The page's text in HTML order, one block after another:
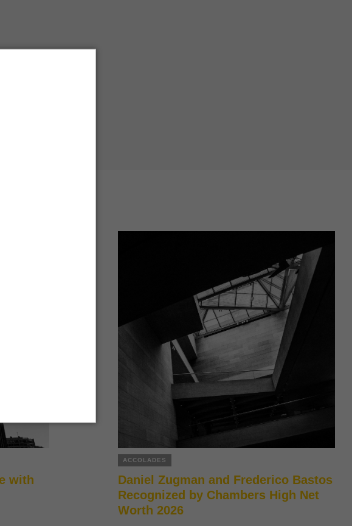
with
ACCOLADES
Daniel Zugman and Frederico Bastos
Recognized by Chambers High Net
Worth 2026